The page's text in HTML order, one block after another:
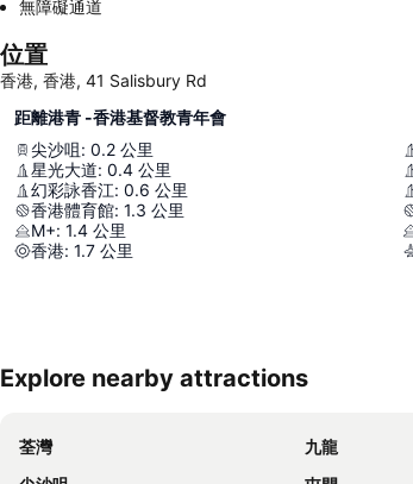
無障礙通道
位置
香港, 香港, 41 Salisbury Rd
距離港青 -香港基督教青年會
尖沙咀: 0.2 公里
星光大道: 0.4 公里
幻彩詠香江: 0.6 公里
香港體育館: 1.3 公里
M+: 1.4 公里
香港: 1.7 公里
Explore nearby attractions
荃灣 九龍